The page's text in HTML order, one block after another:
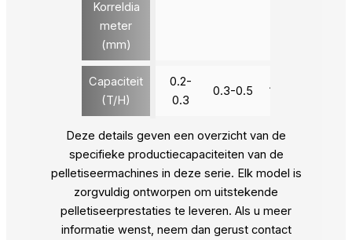
Korreldia
meter
(mm)
Capaciteit
(T/H)
0.2-
0.3
0.3-0.5 1.0-1.2
Deze details geven een overzicht van de
specifieke productiecapaciteiten van de
pelletiseermachines in deze serie. Elk model is
zorgvuldig ontworpen om uitstekende
pelletiseerprestaties te leveren. Als u meer
informatie wenst, neem dan gerust contact